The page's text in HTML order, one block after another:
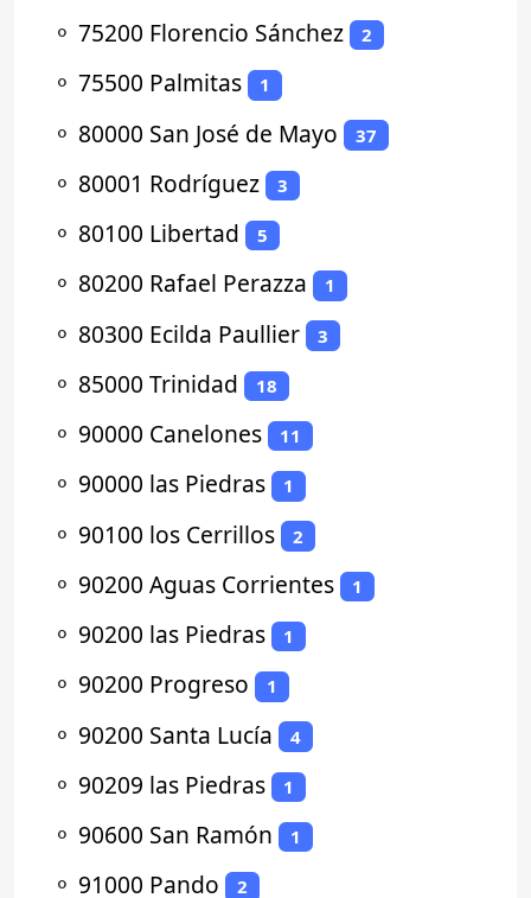
⚬ 75200 Florencio Sánchez 2
⚬ 75500 Palmitas 1
⚬ 80000 San José de Mayo 37
⚬ 80001 Rodríguez 3
⚬ 80100 Libertad 5
⚬ 80200 Rafael Perazza 1
⚬ 80300 Ecilda Paullier 3
⚬ 85000 Trinidad 18
⚬ 90000 Canelones 11
⚬ 90000 las Piedras 1
⚬ 90100 los Cerrillos 2
⚬ 90200 Aguas Corrientes 1
⚬ 90200 las Piedras 1
⚬ 90200 Progreso 1
⚬ 90200 Santa Lucía 4
⚬ 90209 las Piedras 1
⚬ 90600 San Ramón 1
⚬ 91000 Pando 2